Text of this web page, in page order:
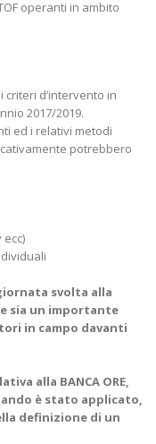
operanti in ambito
criteri d’intervento in
2017/2019.
ed i relativi metodi
potrebbero
svolta alla
sia un importante
in campo davanti
alla BANCA ORE,
è stato applicato,
definizione di un